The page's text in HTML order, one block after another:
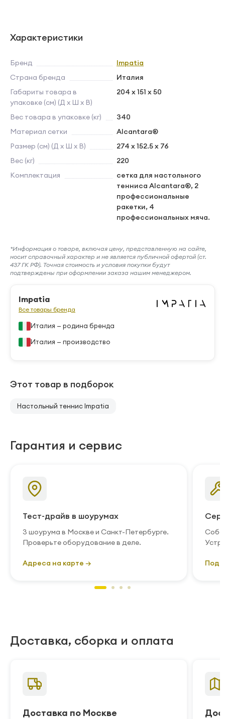
Характеристики
Бренд
Impatia
Страна бренда
Италия
Габариты товара в
упаковке (см) (Д х Ш х В)
204 x 151 x 50
Вес товара в упаковке (кг)
340
Материал сетки
Alcantara®
Размер (см) (Д х Ш х В)
274 x 152.5 x 76
Вес (кг)
220
Комплектация
сетка для настольного
тенниса Alcantara®, 2
профессиональные
ракетки, 4
профессиональных мяча.
*Информация о товаре, включая цену, представленную на сайте,
носит справочный характер и не является публичной офертой (ст.
437 ГК РФ). Точная стоимость и условия покупки будут
подтверждены при оформлении заказа нашим менеджером.
Impatia
Все товары бренда
Италия — родина бренда
Италия — производство
Этот товар в подборок
Настольный теннис Impatia
Гарантия и сервис
Тест-драйв в шоурумах
3 шоурума в Москве и Санкт-Петербурге.
Проверьте оборудование в деле.
Адреса на карте →
Доставка, сборка и оплата
Доставка по Москве